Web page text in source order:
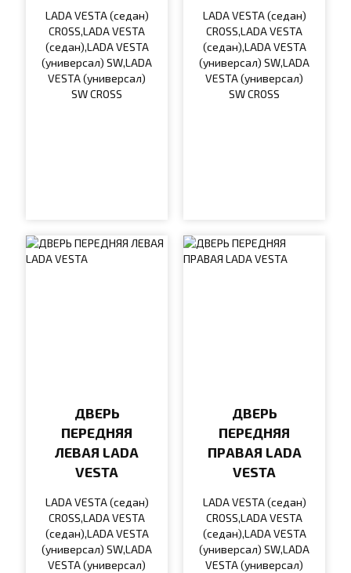
LADA VESTA (седан)
CROSS,LADA VESTA
(седан),LADA VESTA
(универсал) SW,LADA
VESTA (универсал)
SW CROSS
LADA VESTA (седан)
CROSS,LADA VESTA
(седан),LADA VESTA
(универсал) SW,LADA
VESTA (универсал)
SW CROSS
ДВЕРЬ
ПЕРЕДНЯЯ
ЛЕВАЯ LADA
VESTA
LADA VESTA (седан)
CROSS,LADA VESTA
(седан),LADA VESTA
(универсал) SW,LADA
VESTA (универсал)
ДВЕРЬ
ПЕРЕДНЯЯ
ПРАВАЯ LADA
VESTA
LADA VESTA (седан)
CROSS,LADA VESTA
(седан),LADA VESTA
(универсал) SW,LADA
VESTA (универсал)